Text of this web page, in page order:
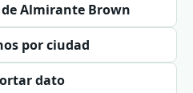
Almirante Brown
por ciudad
dato